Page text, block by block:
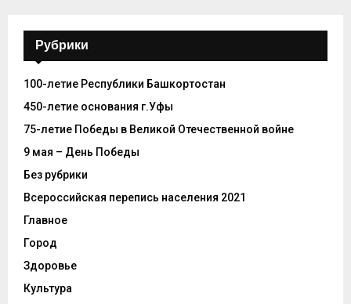
Рубрики
100-летие Республики Башкортостан
450-летие основания г.Уфы
75-летие Победы в Великой Отечественной войне
9 мая – День Победы
Без рубрики
Всероссийская перепись населения 2021
Главное
Город
Здоровье
Культура